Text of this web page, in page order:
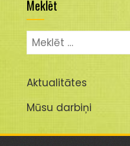
Meklēt
Meklēt:
Aktualitātes
Mūsu darbiņi